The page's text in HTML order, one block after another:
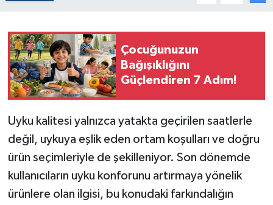
Çocuğunuzun
Bağışıklığını
Güçlendiren 7 Adım!
Uyku kalitesi yalnızca yatakta geçirilen saatlerle
değil, uykuya eşlik eden ortam koşulları ve doğru
ürün seçimleriyle de şekilleniyor. Son dönemde
kullanıcıların uyku konforunu artırmaya yönelik
ürünlere olan ilgisi, bu konudaki farkındalığın